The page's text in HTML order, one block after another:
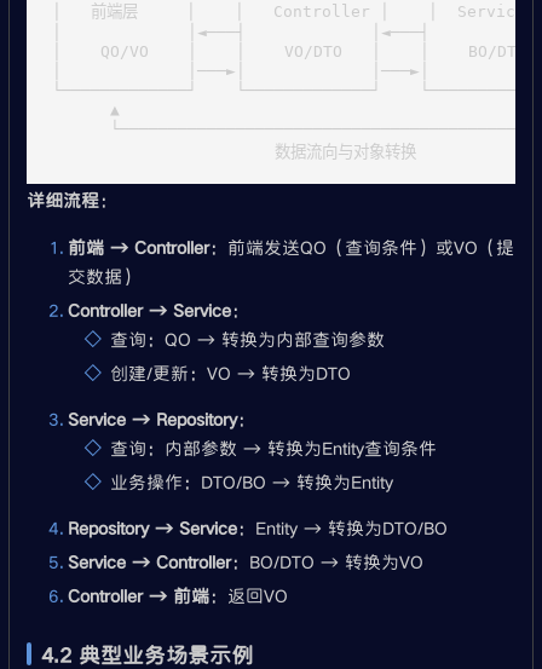
│   前端层     │    │   Controller │    │  Service
│             │◄───┤             │◄───┤
│    QO/VO    │    │    VO/DTO   │    │    BO/
│             │───►│             │───►│
└─────────────┘    └─────────────┘
▲
详细流程：
前端 → Controller：前端发送QO（查询条件）或VO（提
交数据）
Controller → Service：
查询：QO → 转换为内部查询参数
创建/更新：VO → 转换为DTO
Service → Repository：
查询：内部参数 → 转换为Entity查询条件
业务操作：DTO/BO → 转换为Entity
Repository → Service：Entity → 转换为DTO/BO
Service → Controller：BO/DTO → 转换为VO
Controller → 前端：返回VO
4.2 典型业务场景示例